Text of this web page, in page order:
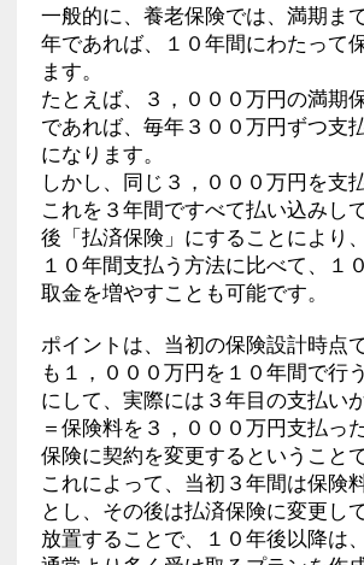
一般的に、養老保険では、満期ま
年であれば、１０年間にわたって
ます。
たとえば、３，０００万円の満期
であれば、毎年３００万円ずつ支
になります。
しかし、同じ３，０００万円を支
これを３年間ですべて払い込みし
後「払済保険」にすることにより
１０年間支払う方法に比べて、１
取金を増やすことも可能です。
ポイントは、当初の保険設計時点
も１，０００万円を１０年間で行
にして、実際には３年目の支払い
＝保険料を３，０００万円支払っ
保険に契約を変更するということで
これによって、当初３年間は保険
とし、その後は払済保険に変更し
放置することで、１０年後以降は